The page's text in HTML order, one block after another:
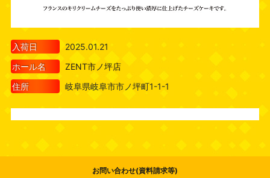
入荷日
2025.01.21
ホール名
ZENT市ノ坪店
住所
岐阜県岐阜市市ノ坪町1-1-1
お問い合わせ(資料請求等)